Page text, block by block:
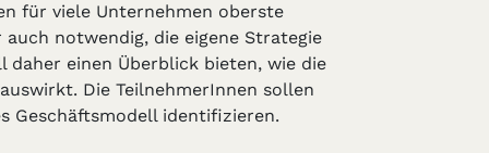
für viele Unternehmen oberste
notwendig, die eigene Strategie
daher einen Überblick bieten, wie die
Die TeilnehmerInnen sollen
Geschäftsmodell identifizieren.